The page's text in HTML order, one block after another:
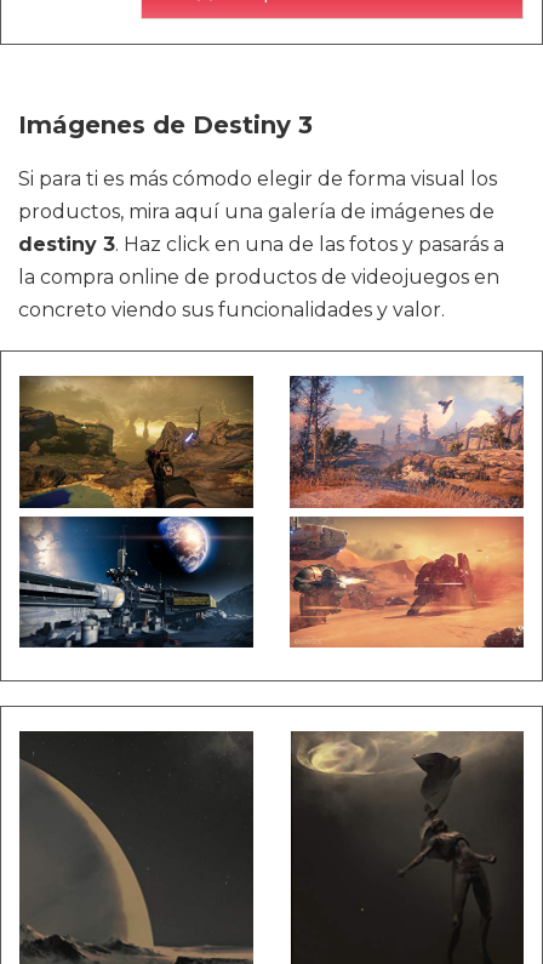
Imágenes de Destiny 3
Si para ti es más cómodo elegir de forma visual los
productos, mira aquí una galería de imágenes de
destiny 3. Haz click en una de las fotos y pasarás a
la compra online de productos de videojuegos en
concreto viendo sus funcionalidades y valor.